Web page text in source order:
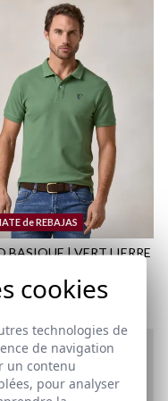
de REBAJAS
BASIQUE | VERT LIERRE
L XL 2XL 3XL
cookies
technologies de
de navigation
un contenu
pour analyser